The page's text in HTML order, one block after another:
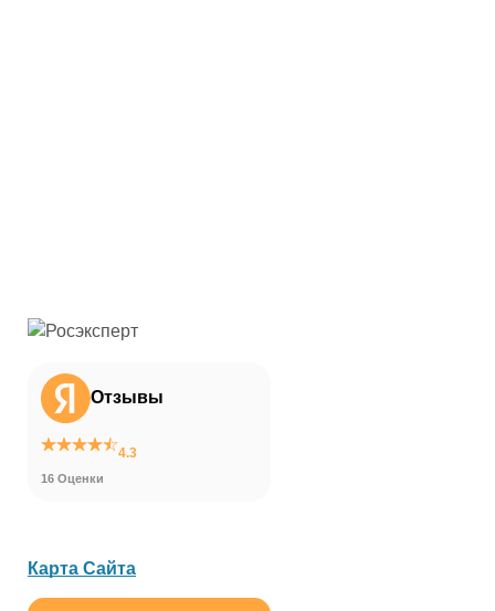
Отзывы
4.3
16 Оценки
Карта Сайта